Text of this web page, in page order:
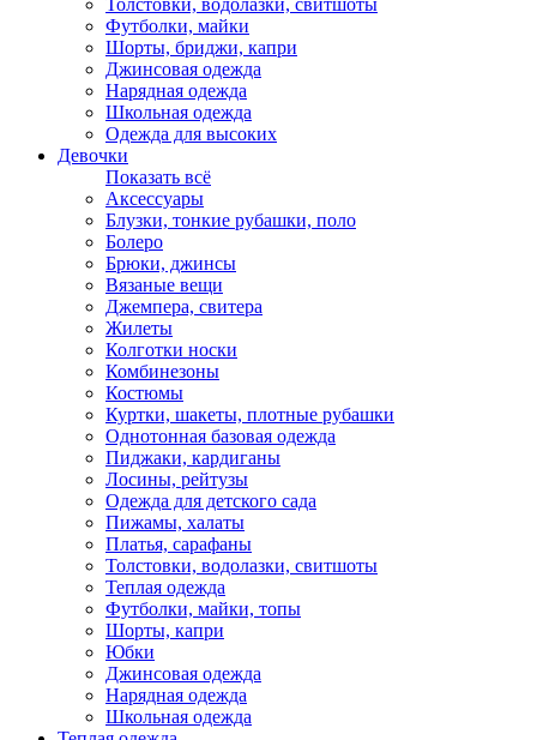
Толстовки, водолазки, свитшоты
Футболки, майки
Шорты, бриджи, капри
Джинсовая одежда
Нарядная одежда
Школьная одежда
Одежда для высоких
Девочки
Показать всё
Аксессуары
Блузки, тонкие рубашки, поло
Болеро
Брюки, джинсы
Вязаные вещи
Джемпера, свитера
Жилеты
Колготки носки
Комбинезоны
Костюмы
Куртки, шакеты, плотные рубашки
Однотонная базовая одежда
Пиджаки, кардиганы
Лосины, рейтузы
Одежда для детского сада
Пижамы, халаты
Платья, сарафаны
Толстовки, водолазки, свитшоты
Теплая одежда
Футболки, майки, топы
Шорты, капри
Юбки
Джинсовая одежда
Нарядная одежда
Школьная одежда